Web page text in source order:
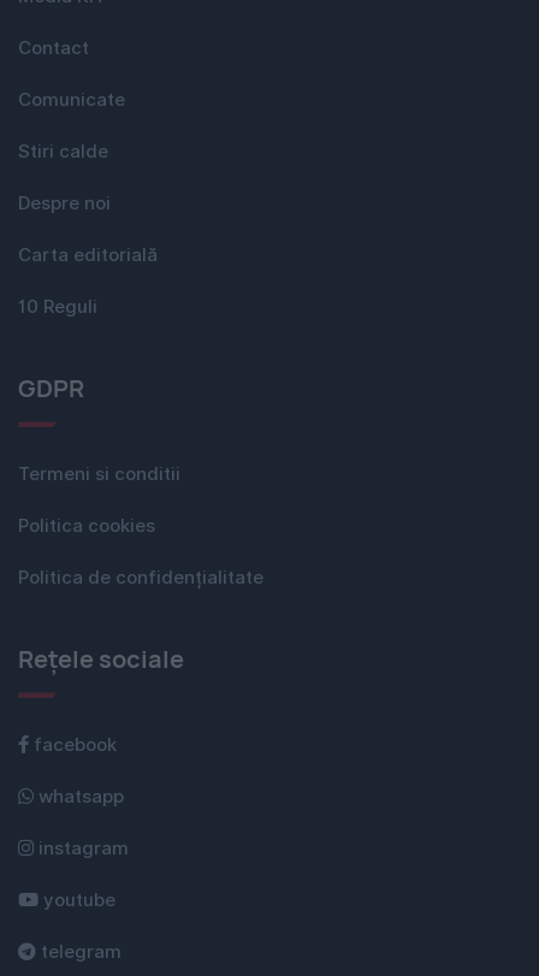
Contact
Comunicate
Stiri calde
Despre noi
Carta editorială
10 Reguli
GDPR
Termeni si conditii
Politica cookies
Politica de confidențialitate
Rețele sociale
facebook
whatsapp
instagram
youtube
telegram